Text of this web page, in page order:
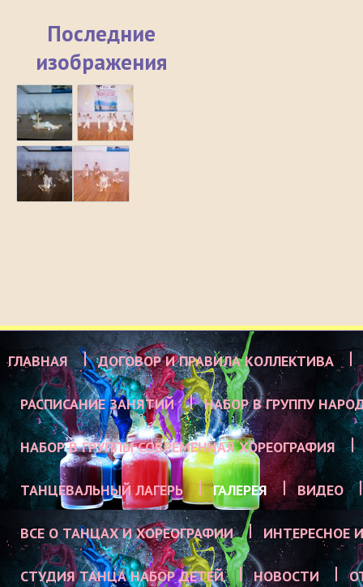
Последние
изображения
ГЛАВНАЯ ДОГОВОР И ПРАВИЛА КОЛЛЕКТИВА
РАСПИСАНИЕ ЗАНЯТИЙ НАБОР В ГРУППУ
НАБОР В ГРУППЫ СОВРЕМЕННАЯ ХОРЕОГРАФИЯ
ТАНЦЕВАЛЬНЫЙ ЛАГЕРЬ ГАЛЕРЕЯ ВИДЕО
ВСЕ О ТАНЦАХ И ХОРЕОГРАФИИ ИНТЕРЕСНОЕ
СТУДИЯ ТАНЦА НАБОР ДЕТЕЙ НОВОСТИ